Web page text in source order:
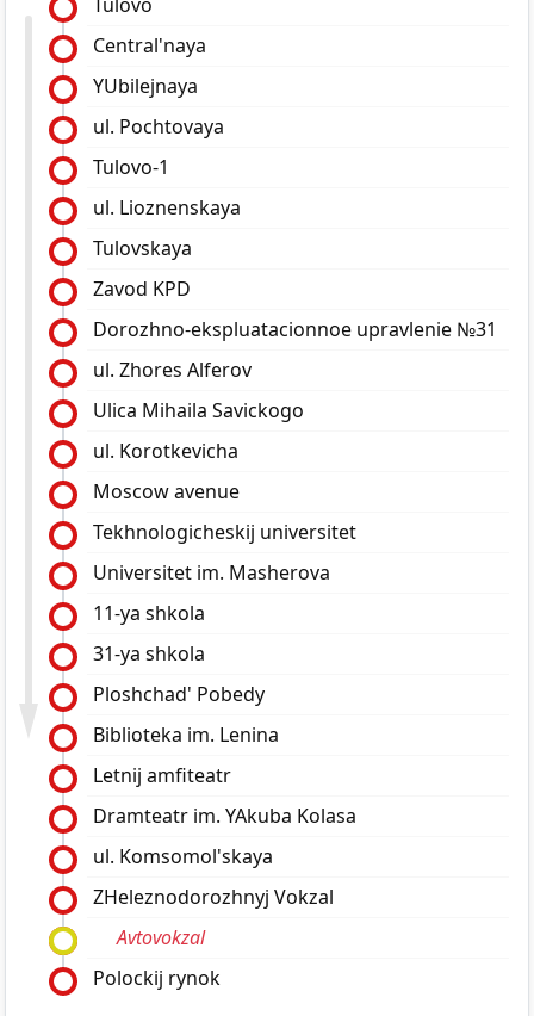
Central'naya
YUbilejnaya
ul. Pochtovaya
Tulovo-1
ul. Lioznenskaya
Tulovskaya
Zavod KPD
Dorozhno-ekspluatacionnoe upravlenie №31
ul. Zhores Alferov
Ulica Mihaila Savickogo
ul. Korotkevicha
Moscow avenue
Tekhnologicheskij universitet
Universitet im. Masherova
11-ya shkola
31-ya shkola
Ploshchad' Pobedy
Biblioteka im. Lenina
Letnij amfiteatr
Dramteatr im. YAkuba Kolasa
ul. Komsomol'skaya
ZHeleznodorozhnyj Vokzal
Avtovokzal
Polockij rynok